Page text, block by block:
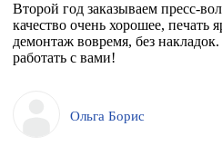
Второй год заказываем пресс-
качество очень хорошее, печать
демонтаж вовремя, без
работать с вами!
Ольга Борис